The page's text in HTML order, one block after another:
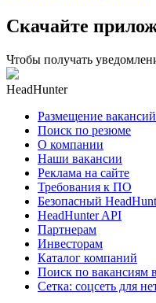
Скачайте
Чтобы получать
HeadHunter
Размещение вакансий
Поиск по резюме
О компании
Наши вакансии
Реклама на сайте
Требования к ПО
Безопасный
HeadHunter API
Партнерам
Инвесторам
Каталог компаний
Поиск по вакансиям
Сетка: соцсеть для